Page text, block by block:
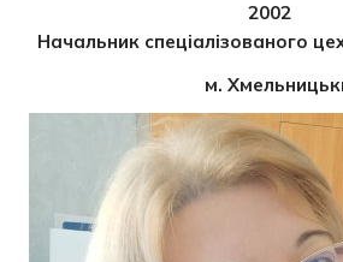
2002
Начальник спеціалізованого
м.